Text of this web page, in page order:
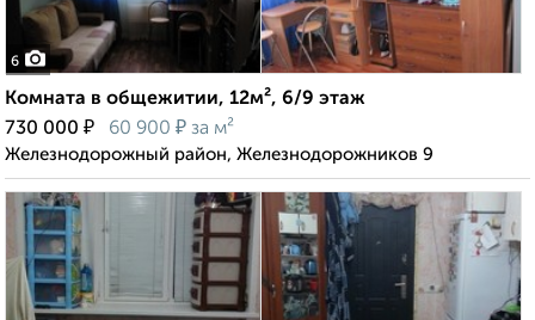
6
Комната в общежитии, 12м², 6/9 этаж
730 000 ₽ 60 900 ₽ за м²
Железнодорожный район, Железнодорожников 9